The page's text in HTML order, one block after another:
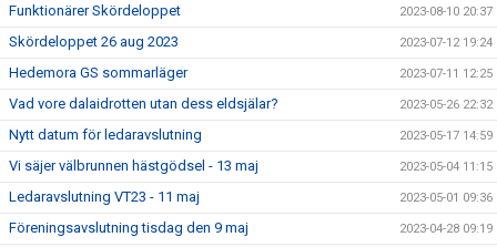
Funktionärer Skördeloppet 2023-08-10 20:37
Skördeloppet 26 aug 2023 2023-07-12 19:24
Hedemora GS sommarläger 2023-07-11 12:25
Vad vore dalaidrotten utan dess eldsjälar? 2023-05-26 22:32
Nytt datum för ledaravslutning 2023-05-17 14:59
Vi säjer välbrunnen hästgödsel - 13 maj 2023-05-04 11:15
Ledaravslutning VT23 - 11 maj 2023-05-01 09:36
Föreningsavslutning tisdag den 9 maj 2023-04-28 09:19